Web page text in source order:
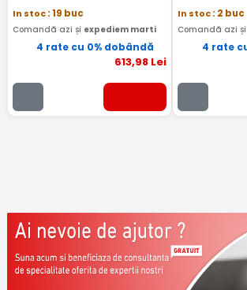
In stoc: 19 buc
Comandă azi și expediem marti
4 rate cu 0% dobândă
613,98Lei
In stoc: 2 buc
Comandă azi și
4 rate